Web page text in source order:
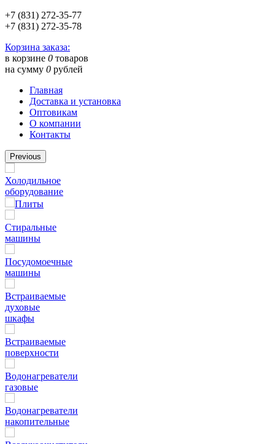
+7 (831) 272-35-77
+7 (831) 272-35-78
Корзина заказа:
в корзине 0 товаров
на сумму 0 рублей
Главная
Доставка и установка
Оптовикам
О компании
Контакты
Previous
Холодильное
оборудование
Плиты
Стиральные
машины
Посудомоечные
машины
Встраиваемые
духовые
шкафы
Встраиваемые
поверхности
Водонагреватели
газовые
Водонагреватели
накопительные